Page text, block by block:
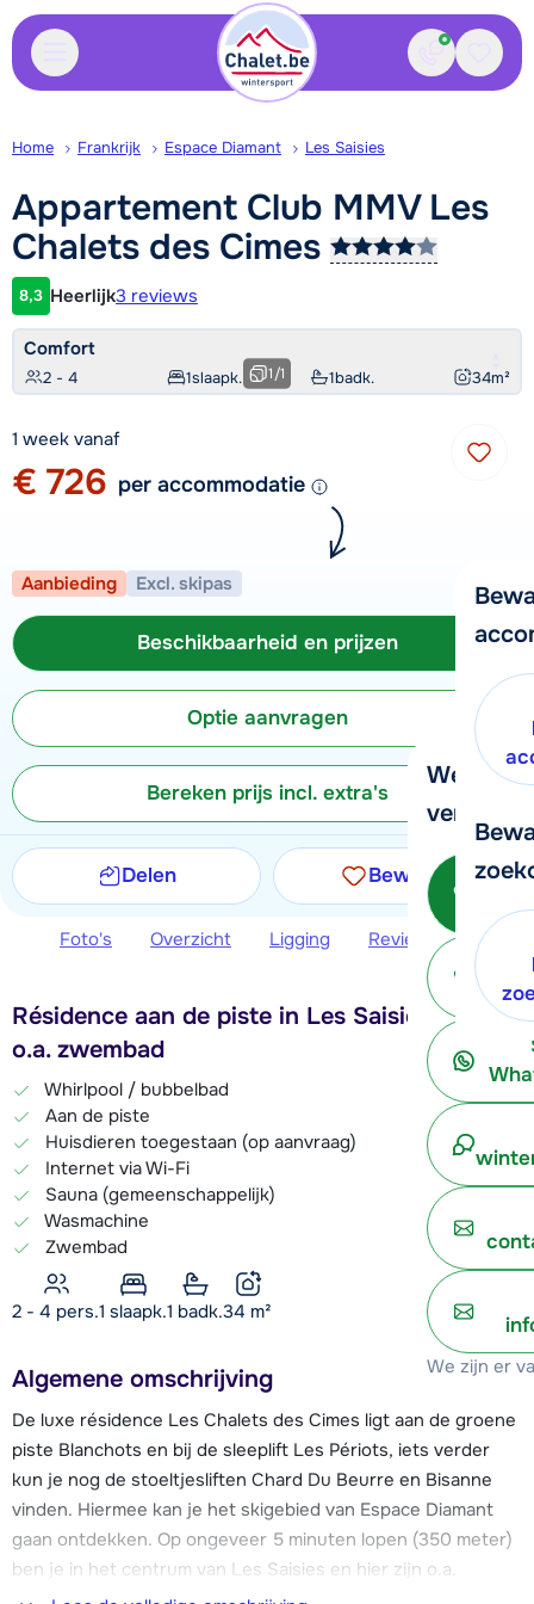
Contact
We
verder!
We zijn er
Home Frankrijk Espace Diamant Les Saisies
Appartement Club MMV Les
Chalets des Cimes
Klantwaardering
8,3 Heerlijk3 reviews
Comfort
2 - 4 1slaapk. 1badk. 34m²
1/1
1 week vanaf
€ 726 per accommodatie
Aanbieding Excl. skipas
Beschikbaarheid en prijzen
Optie aanvragen
Bereken prijs incl. extra's
Delen Bewaren
Foto's Overzicht Ligging Reviews
Résidence aan de piste in Les Saisies, met
o.a. zwembad
Whirlpool / bubbelbad
Aan de piste
Huisdieren toegestaan (op aanvraag)
Internet via Wi-Fi
Sauna (gemeenschappelijk)
Wasmachine
Zwembad
2 - 4 pers.1 slaapk.1 badk.34 m²
Algemene omschrijving
De luxe résidence Les Chalets des Cimes ligt aan de groene
piste Blanchots en bij de sleeplift Les Périots, iets verder
kun je nog de stoeltjesliften Chard Du Beurre en Bisanne
vinden. Hiermee kan je het skigebied van Espace Diamant
gaan ontdekken. Op ongeveer 5 minuten lopen (350 meter)
ben je in het centrum van Les Saisies en hier zijn o.a.
barretjes, restaurants, (sport)winkels en een skischool. Les